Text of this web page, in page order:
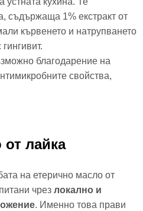
съдържаща 1% екстракт от
кървенето и натрупването
благодарение на
свойства,
на етерично масло от
чрез локално и
. Именно това прави